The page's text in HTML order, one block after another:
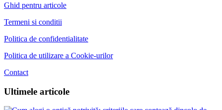
Ghid pentru articole
Termeni si conditii
Politica de confidentialitate
Politica de utilizare a Cookie-urilor
Contact
Ultimele articole